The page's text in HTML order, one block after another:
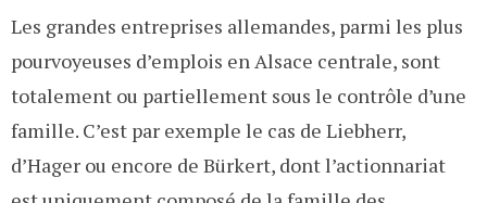
Les grandes entreprises allemandes, parmi les plus
pourvoyeuses d’emplois en Alsace centrale, sont
totalement ou partiellement sous le contrôle d’une
famille. C’est par exemple le cas de Liebherr,
d’Hager ou encore de Bürkert, dont l’actionnariat